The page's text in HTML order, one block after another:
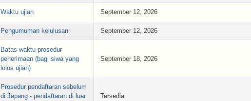
Waktu ujian September 12, 2026
Pengumuman kelulusan September 12, 2026
Batas waktu prosedur
penerimaan (bagi siwa yang
lolos ujian)
September 18, 2026
Prosedur pendaftaran sebelum
di Jepang - pendaftaran di luar
Tersedia